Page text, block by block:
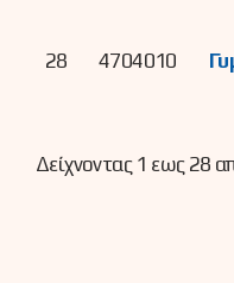
28 4704010
Δείχνοντας 1 εως 28